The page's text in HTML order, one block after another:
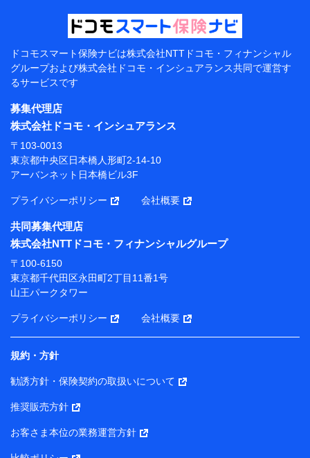
提供当事者から受領当事者が個人データを取得する方法
電子的・電磁的方法等
【共同して利用する者の範囲】
当社
株式会社NTTドコモ・フィナンシャルグループ
【利用目的】
当社または株式会社NTTドコモ・フィナンシャルグルー
プが提供する保険関連サービスにおけるユーザー登録受
付および管理のため
当社または株式会社NTTドコモ・フィナンシャルグルー
携会社の保険その他に関する情報を提供するため、また
維持管理等の委託業務遂行のため、またそれらに付帯、
関連する当社または株式会社NTTドコモ・フィナンシャ
ルグループおよび提携会社のサービスを案内、提供する
ため
（各サービスで取得したサービス利用履歴、ウェブサイ
トの閲覧履歴、購買履歴、ご契約内容等のパーソナルデ
ータを分析して、お客さまの趣味・嗜好・傾向に応じた
サービス・商品等に関するご提案や広告の配信等を行う
ことがあります。）
各種セミナーの開催のため
コンサルティングサービスの実施のため
アンケートやキャンペーン等の実施のため
上記に係る案内・手続き・管理等付帯業務を行うため
所・代表者名】
ドコモスマート保険ナビは株式会社NTTドコモ・フィナンシャル
グループおよび株式会社ドコモ・インシュアランス共同で運営す
るサービスです
募集代理店
株式会社ドコモ・インシュアランス
〒103-0013
東京都中央区日本橋人形町2-14-10
アーバンネット日本橋ビル3F
プライバシーポリシー 会社概要
共同募集代理店
株式会社NTTドコモ・フィナンシャルグループ
〒100-6150
東京都千代田区永田町2丁目11番1号
山王パークタワー
プライバシーポリシー 会社概要
規約・方針
勧誘方針・保険契約の取扱いについて
推奨販売方針
お客さま本位の業務運営方針